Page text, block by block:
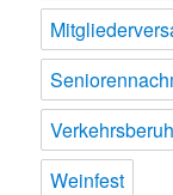
Weinfest